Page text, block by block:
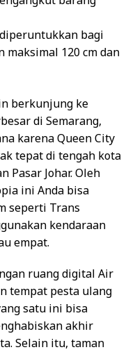
bagi
maksimal 120 cm dan
berkunjung ke
di Semarang,
karena Queen City
tepat di tengah kota
Pasar Johar. Oleh
ini Anda bisa
seperti Trans
kendaraan
empat.
ruang digital Air
tempat pesta ulang
satu ini bisa
akhir
Selain itu, taman